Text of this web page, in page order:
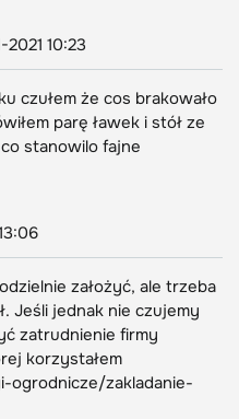
2021 10:23
czułem że cos brakowało
parę ławek i stół ze
stanowilo fajne
założyć, ale trzeba
Jeśli jednak nie czujemy
zatrudnienie firmy
korzystałem
ogrodnicze/zakladanie-